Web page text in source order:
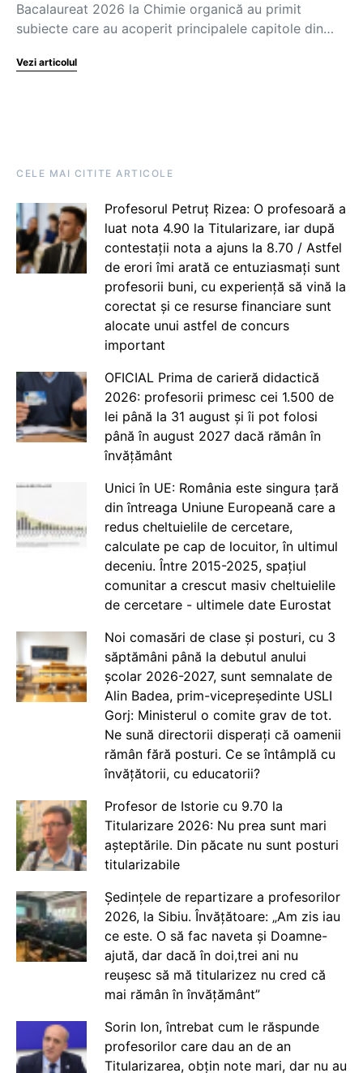
Bacalaureat 2026 la Chimie organică au primit
subiecte care au acoperit principalele capitole din…
Vezi articolul
CELE MAI CITITE ARTICOLE
Profesorul Petruț Rizea: O profesoară a
luat nota 4.90 la Titularizare, iar după
contestații nota a ajuns la 8.70 / Astfel
de erori îmi arată ce entuziasmați sunt
profesorii buni, cu experiență să vină la
corectat și ce resurse financiare sunt
alocate unui astfel de concurs
important
OFICIAL Prima de carieră didactică
2026: profesorii primesc cei 1.500 de
lei până la 31 august și îi pot folosi
până în august 2027 dacă rămân în
învățământ
Unici în UE: România este singura țară
din întreaga Uniune Europeană care a
redus cheltuielile de cercetare,
calculate pe cap de locuitor, în ultimul
deceniu. Între 2015-2025, spațiul
comunitar a crescut masiv cheltuielile
de cercetare - ultimele date Eurostat
Noi comasări de clase și posturi, cu 3
săptămâni până la debutul anului
școlar 2026-2027, sunt semnalate de
Alin Badea, prim-vicepreședinte USLI
Gorj: Ministerul o comite grav de tot.
Ne sună directorii disperați că oamenii
rămân fără posturi. Ce se întâmplă cu
învățătorii, cu educatorii?
Profesor de Istorie cu 9.70 la
Titularizare 2026: Nu prea sunt mari
așteptările. Din păcate nu sunt posturi
titularizabile
Ședințele de repartizare a profesorilor
2026, la Sibiu. Învățătoare: „Am zis iau
ce este. O să fac naveta și Doamne-
ajută, dar dacă în doi,trei ani nu
reușesc să mă titularizez nu cred că
mai rămân în învățământ”
Sorin Ion, întrebat cum le răspunde
profesorilor care dau an de an
Titularizarea, obțin note mari, dar nu au